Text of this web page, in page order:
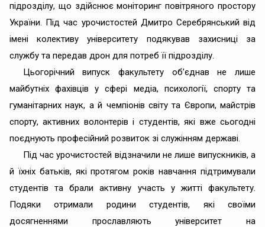
підрозділу, що здійснює моніторинг повітряного простору
України. Під час урочистостей Дмитро Серебрянський від
імені колективу університету подякував захисниці за
службу та передав дрон для потреб її підрозділу.
Цьогорічний випуск факультету об’єднав не лише
майбутніх фахівців у сфері медіа, психології, спорту та
гуманітарних наук, а й чемпіонів світу та Європи, майстрів
спорту, активних волонтерів і студентів, які вже сьогодні
поєднують професійний розвиток зі служінням державі.
Під час урочистостей відзначили не лише випускників, а
й їхніх батьків, які протягом років навчання підтримували
студентів та брали активну участь у житті факультету.
Подяки отримали родини студентів, які своїми
досягненнями прославляють університет на